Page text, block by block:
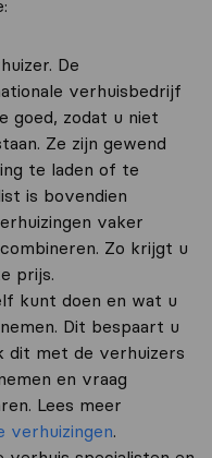
De
verhuisbedrijf
goed, zodat u niet
Ze zijn gewend
te laden of te
is bovendien
vaker
Zo krijgt u
prijs.
kunt doen en wat u
Dit bespaart u
dit met de verhuizers
en vraag
Lees meer
verhuizingen.